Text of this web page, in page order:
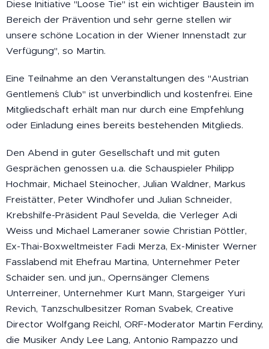
Diese Initiative "Loose Tie" ist ein wichtiger Baustein im
Bereich der Prävention und sehr gerne stellen wir
unsere schöne Location in der Wiener Innenstadt zur
Verfügung", so Martin.
Eine Teilnahme an den Veranstaltungen des "Austrian
Gentlemen´s Club" ist unverbindlich und kostenfrei. Eine
Mitgliedschaft erhält man nur durch eine Empfehlung
oder Einladung eines bereits bestehenden Mitglieds.
Den Abend in guter Gesellschaft und mit guten
Gesprächen genossen u.a. die Schauspieler Philipp
Hochmair, Michael Steinocher, Julian Waldner, Markus
Freistätter, Peter Windhofer und Julian Schneider,
Krebshilfe-Präsident Paul Sevelda, die Verleger Adi
Weiss und Michael Lameraner sowie Christian Pöttler,
Ex-Thai-Boxweltmeister Fadi Merza, Ex-Minister Werner
Fasslabend mit Ehefrau Martina, Unternehmer Peter
Schaider sen. und jun., Opernsänger Clemens
Unterreiner, Unternehmer Kurt Mann, Stargeiger Yuri
Revich, Tanzschulbesitzer Roman Svabek, Creative
Director Wolfgang Reichl, ORF-Moderator Martin Ferdiny,
die Musiker Andy Lee Lang, Antonio Rampazzo und